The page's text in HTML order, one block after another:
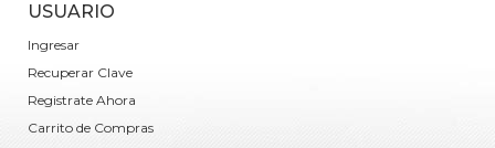
USUARIO
Ingresar
Recuperar Clave
Registrate Ahora
Carrito de Compras